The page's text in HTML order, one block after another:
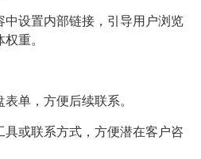
设置内部链接，引导用户浏览
重。
单，方便后续联系。
或联系方式，方便潜在客户咨